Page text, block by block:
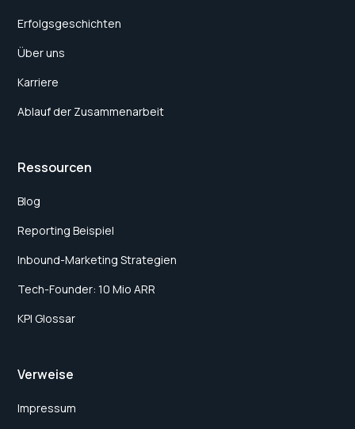
Erfolgsgeschichten
Über uns
Karriere
Ablauf der Zusammenarbeit
Ressourcen
Blog
Reporting Beispiel
Inbound-Marketing Strategien
Tech-Founder: 10 Mio ARR
KPI Glossar
Verweise
Impressum